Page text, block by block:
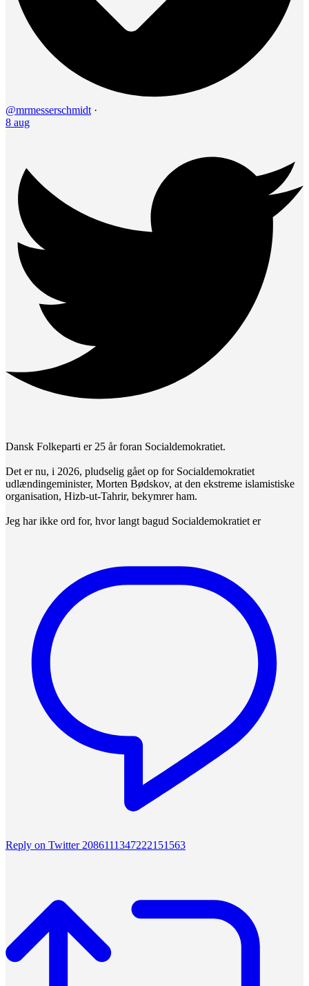
@mrmesserschmidt ·
8 aug
Dansk Folkeparti er 25 år foran Socialdemokratiet.
Det er nu, i 2026, pludselig gået op for Socialdemokratiet
udlændingeminister, Morten Bødskov, at den ekstreme islamistiske
organisation, Hizb-ut-Tahrir, bekymrer ham.
Jeg har ikke ord for, hvor langt bagud Socialdemokratiet er
Reply on Twitter 2086111347222151563